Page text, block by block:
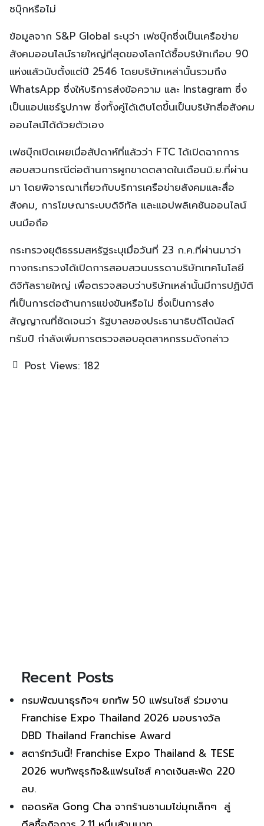
ซบุ๊กหรือไม่
ข้อมูลจาก S&P Global ระบุว่า เฟซบุ๊กซึ่งเป็นเครือข่าย
สังคมออนไลน์รายใหญ่ที่สุดของโลกได้ซื้อบริษัทเกือบ 90
แห่งแล้วนับตั้งแต่ปี 2546 โดยบริษัทเหล่านั้นรวมถึง
WhatsApp ซึ่งให้บริการส่งข้อความ และ Instagram ซึ่ง
เป็นแอปแชร์รูปภาพ ซึ่งทั้งคู่ได้เติบโตขึ้นเป็นบริษัทสื่อสังคม
ออนไลน์ได้ด้วยตัวเอง
เฟซบุ๊กเปิดเผยเมื่อสัปดาห์ที่แล้วว่า FTC ได้เปิดฉากการ
สอบสวนกรณีต่อต้านการผูกขาดตลาดในเดือนมิ.ย.ที่ผ่าน
มา โดยพิจารณาเกี่ยวกับบริการเครือข่ายสังคมและสื่อ
สังคม, การโฆษณาระบบดิจิทัล และแอปพลิเคชันออนไลน์
บนมือถือ
กระทรวงยุติธรรมสหรัฐระบุเมื่อวันที่ 23 ก.ค.ที่ผ่านมาว่า
ทางกระทรวงได้เปิดการสอบสวนบรรดาบริษัทเทคโนโลยี
ดิจิทัลรายใหญ่ เพื่อตรวจสอบว่าบริษัทเหล่านั้นมีการปฏิบัติ
ที่เป็นการต่อต้านการแข่งขันหรือไม่ ซึ่งเป็นการส่ง
สัญญาณที่ชัดเจนว่า รัฐบาลของประธานาธิบดีโดนัลด์
ทรัมป์ กำลังเพิ่มการตรวจสอบอุตสาหกรรมดังกล่าว
Post Views: 182
Recent Posts
กรมพัฒนาธุรกิจฯ ยกทัพ 50 แฟรนไชส์ ร่วมงาน
Franchise Expo Thailand 2026 มอบรางวัล
DBD Thailand Franchise Award
สตาร์ทวันนี้! Franchise Expo Thailand & TESE
2026 พบทัพธุรกิจ&แฟรนไชส์ คาดเงินสะพัด 220
ลบ.
ถอดรหัส Gong Cha จากร้านชานมไข่มุกเล็กๆ สู่